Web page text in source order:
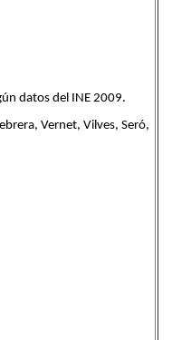
datos del INE 2009.
Vernet, Vilves, Seró,